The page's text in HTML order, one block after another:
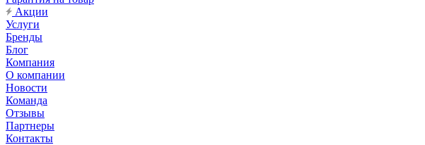
Акции
Услуги
Бренды
Блог
Компания
О компании
Новости
Команда
Отзывы
Партнеры
Контакты